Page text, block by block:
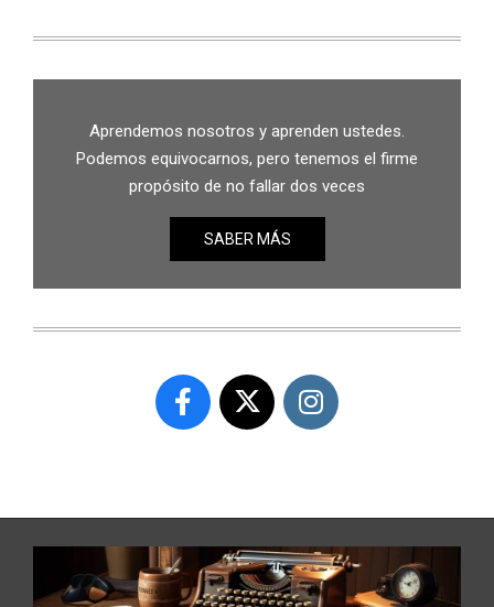
Aprendemos nosotros y aprenden ustedes.
Podemos equivocarnos, pero tenemos el firme
propósito de no fallar dos veces
SABER MÁS